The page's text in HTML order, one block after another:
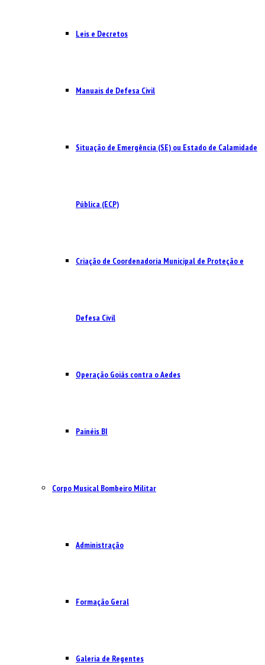
Leis e Decretos
Manuais de Defesa Civil
Situação de Emergência (SE) ou Estado de Calamidade
Pública (ECP)
Criação de Coordenadoria Municipal de Proteção e
Defesa Civil
Operação Goiás contra o Aedes
Painéis BI
Corpo Musical Bombeiro Militar
Administração
Formação Geral
Galeria de Regentes